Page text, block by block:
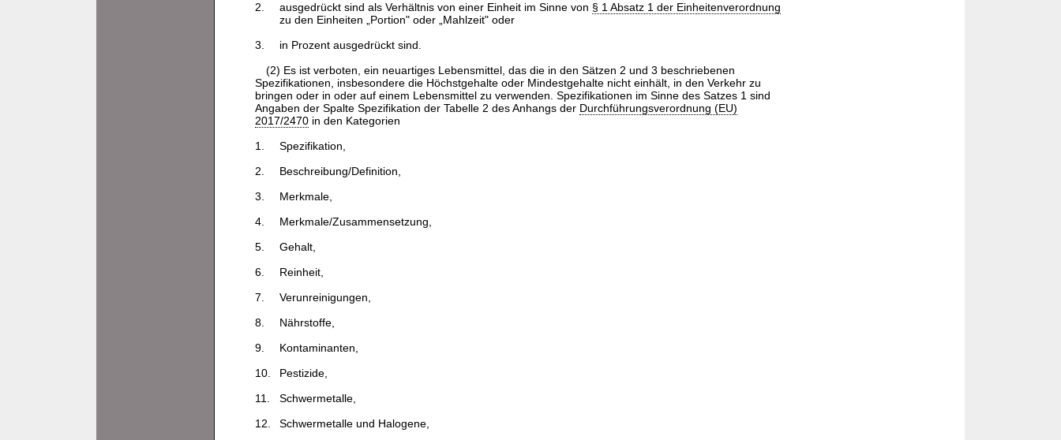
2.
ausgedrückt sind als Verhältnis von einer Einheit im Sinne von § 1 Absatz 1 der Einheitenverordnung
zu den Einheiten „Portion" oder „Mahlzeit" oder
3.
in Prozent ausgedrückt sind.
(2) Es ist verboten, ein neuartiges Lebensmittel, das die in den Sätzen 2 und 3 beschriebenen
Spezifikationen, insbesondere die Höchstgehalte oder Mindestgehalte nicht einhält, in den Verkehr zu
bringen oder in oder auf einem Lebensmittel zu verwenden. Spezifikationen im Sinne des Satzes 1 sind
Angaben der Spalte Spezifikation der Tabelle 2 des Anhangs der Durchführungsverordnung (EU)
2017/2470in den Kategorien
1.
Spezifikation,
2.
Beschreibung/Definition,
3.
Merkmale,
4.
Merkmale/Zusammensetzung,
5.
Gehalt,
6.
Reinheit,
7.
Verunreinigungen,
8.
Nährstoffe,
9.
Kontaminanten,
10.
Pestizide,
11.
Schwermetalle,
12.
Schwermetalle und Halogene,